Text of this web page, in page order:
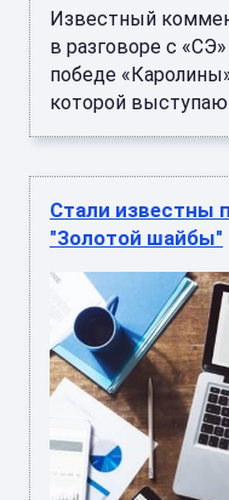
Известный
в разговоре с
победе
которой
Стали известны
"Золотой шайбы"